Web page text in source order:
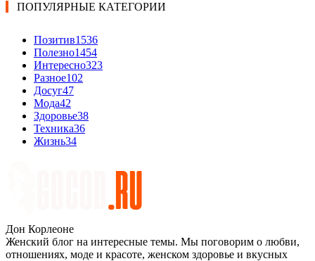
ПОПУЛЯРНЫЕ КАТЕГОРИИ
Позитив1536
Полезно1454
Интересно323
Разное102
Досуг47
Мода42
Здоровье38
Техника36
Жизнь34
Дон Корлеоне
Женский блог на интересные темы. Мы поговорим о любви,
отношениях, моде и красоте, женском здоровье и вкусных